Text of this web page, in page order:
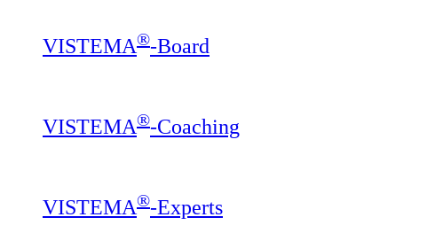
VISTEMA®-Board
VISTEMA®-Coaching
VISTEMA®-Experts